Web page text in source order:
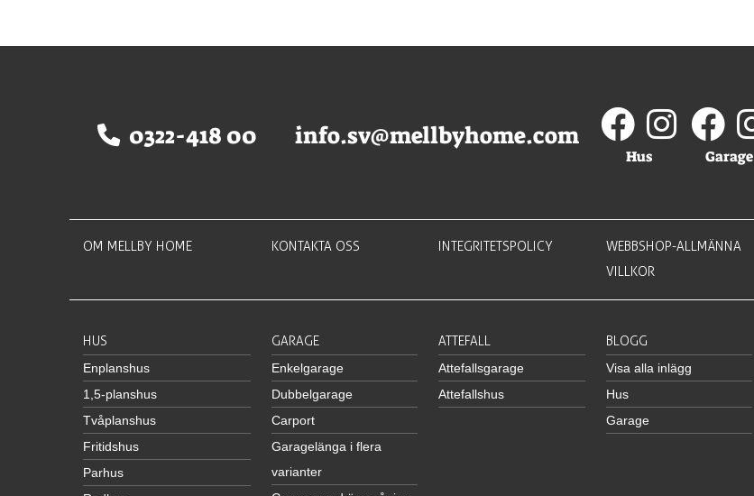
0322-418 00 info.sv@mellbyhome.com
Hus Garage
OM MELLBY HOME KONTAKTA OSS INTEGRITETSPOLICY
WEBBSHOP-ALLMÄNNA
VILLKOR
HUS
Enplanshus
1,5-planshus
Tvåplanshus
Fritidshus
Parhus
GARAGE
Enkelgarage
Dubbelgarage
Carport
Garagelänga i flera
varianter
ATTEFALL
Attefallsgarage
Attefallshus
BLOGG
Visa alla inlägg
Hus
Garage